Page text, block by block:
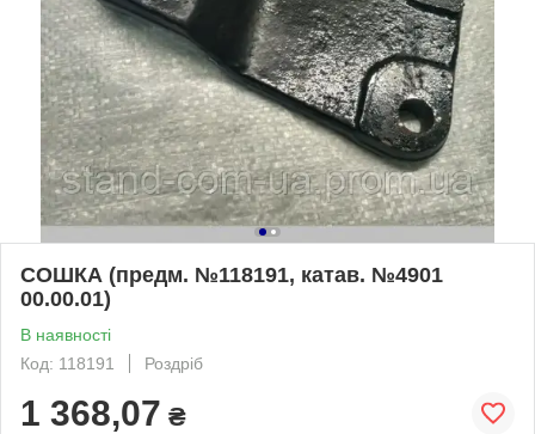
СОШКА (предм. №118191, катав. №4901
00.00.01)
В наявності
Код: 118191
Роздріб
1 368,07 ₴